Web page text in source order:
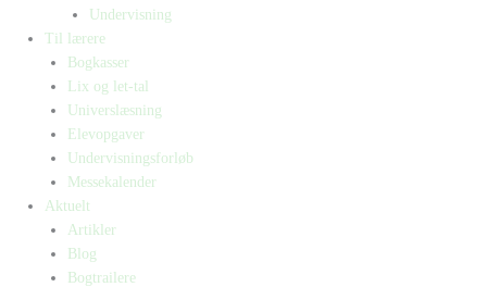
Undervisning
Til lærere
Bogkasser
Lix og let-tal
Universlæsning
Elevopgaver
Undervisningsforløb
Messekalender
Aktuelt
Artikler
Blog
Bogtrailere